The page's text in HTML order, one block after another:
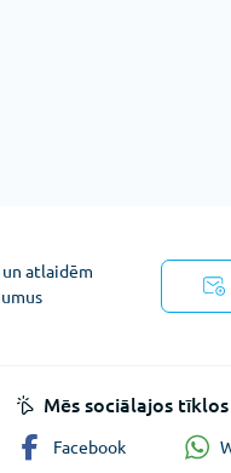
atlaidēm
Mēs sociālajos tīklos
Facebook